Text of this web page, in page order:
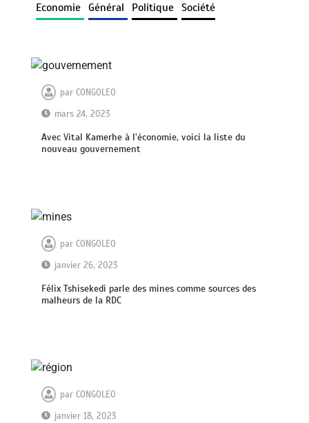
Economie Général Politique Société
parCONGOLEO
mars 24, 2023
Avec Vital Kamerhe à l’économie, voici la liste du
nouveau gouvernement
parCONGOLEO
janvier 26, 2023
Félix Tshisekedi parle des mines comme sources des
malheurs de la RDC
parCONGOLEO
janvier 18, 2023